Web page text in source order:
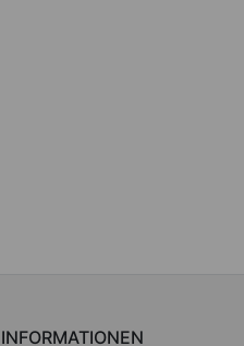
INFORMATIONEN